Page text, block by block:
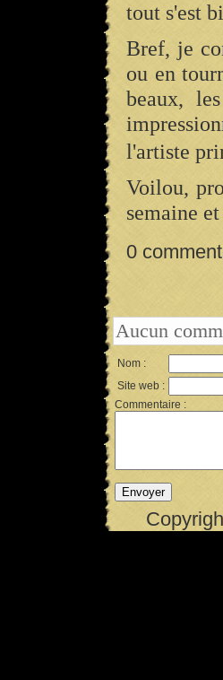
tout s'est
Bref, je
ou en
beaux,
l'artiste
Voilou,
semaine
0
Aucun
Nom :
Site web :
Commentaire :